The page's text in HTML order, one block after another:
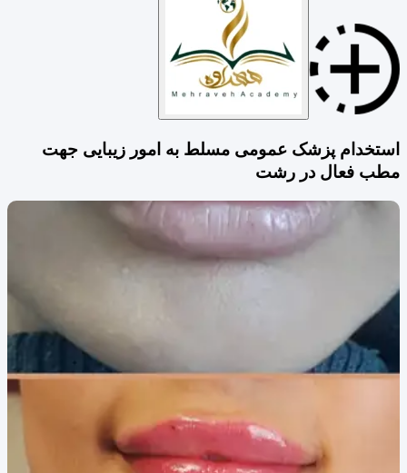
استخدام پزشک عمومی مسلط به امور زیبایی جهت
مطب فعال در رشت